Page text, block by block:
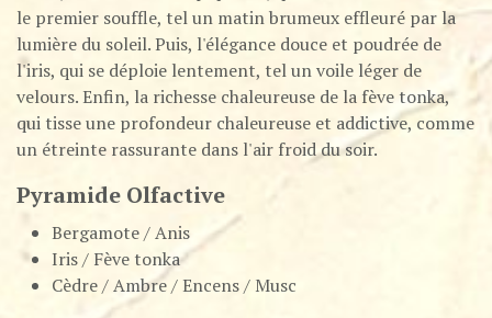
le premier souffle, tel un matin brumeux effleuré par la
lumière du soleil. Puis, l'élégance douce et poudrée de
l'iris, qui se déploie lentement, tel un voile léger de
velours. Enfin, la richesse chaleureuse de la fève tonka,
qui tisse une profondeur chaleureuse et addictive, comme
un étreinte rassurante dans l'air froid du soir.
Pyramide Olfactive
Bergamote / Anis
Iris / Fève tonka
Cèdre / Ambre / Encens / Musc